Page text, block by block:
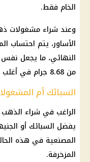
الخام فقط.
وعند شراء مشغولات
الأساور، يتم احتساب
من 8.68 جرام في أغلب الحالات.
السبائك أم
الراغب في شراء الذهب
يفضل السبائك أو
المصنعية في هذه
المزخرفة.